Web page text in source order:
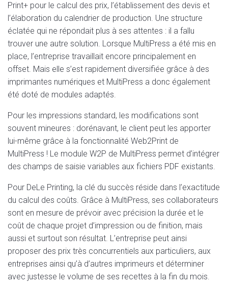
Print+ pour le calcul des prix, l’établissement des devis et
l’élaboration du calendrier de production. Une structure
éclatée qui ne répondait plus à ses attentes : il a fallu
trouver une autre solution. Lorsque MultiPress a été mis en
place, l’entreprise travaillait encore principalement en
offset. Mais elle s’est rapidement diversifiée grâce à des
imprimantes numériques et MultiPress a donc également
été doté de modules adaptés.
Pour les impressions standard, les modifications sont
souvent mineures : dorénavant, le client peut les apporter
lui-même grâce à la fonctionnalité Web2Print de
MultiPress ! Le module W2P de MultiPress permet d’intégrer
des champs de saisie variables aux fichiers PDF existants.
Pour DeLe Printing, la clé du succès réside dans l’exactitude
du calcul des coûts. Grâce à MultiPress, ses collaborateurs
sont en mesure de prévoir avec précision la durée et le
coût de chaque projet d’impression ou de finition, mais
aussi et surtout son résultat. L’entreprise peut ainsi
proposer des prix très concurrentiels aux particuliers, aux
entreprises ainsi qu’à d’autres imprimeurs et déterminer
avec justesse le volume de ses recettes à la fin du mois.